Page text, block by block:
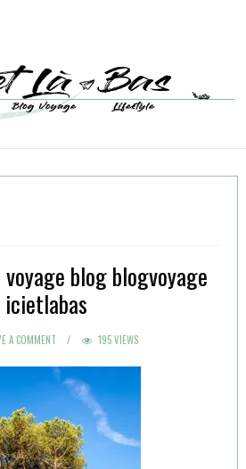
blog blogvoyage
icietlabas
A COMMENT 195 VIEWS